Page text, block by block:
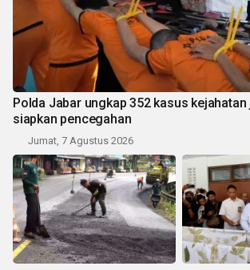
Polda Jabar ungkap 352 kasus kejahatan
siapkan pencegahan
Jumat, 7 Agustus 2026